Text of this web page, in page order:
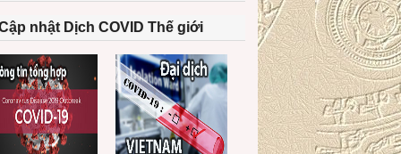
nhật Dịch COVID Thế giới